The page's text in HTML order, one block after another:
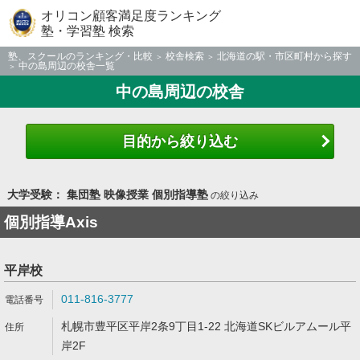
オリコン顧客満足度ランキング
塾・学習塾 検索
塾、スクールのランキング・比較 校舎検索
北海道の駅・市区町村から探す
中の島周辺の校舎一覧
中の島周辺の校舎
目的から絞り込む
大学受験： 集団塾 映像授業 個別指導塾の絞り込み
個別指導Axis
平岸校
011-816-3777
札幌市豊平区平岸2条9丁目1-22 北海道SKビルアムール平
岸2F